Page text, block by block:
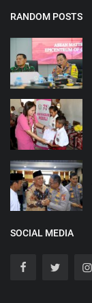
RANDOM POSTS
SOCIAL MEDIA